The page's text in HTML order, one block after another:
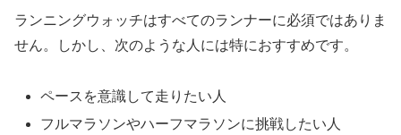
ランニングウォッチはすべてのランナーに必須ではありま
せん。しかし、次のような人には特におすすめです。
ペースを意識して走りたい人
フルマラソンやハーフマラソンに挑戦したい人